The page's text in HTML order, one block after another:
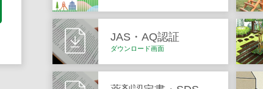
JAS・AQ認証
ダウンロード画面